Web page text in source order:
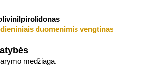
duomenimis vengtinas
medžiaga.